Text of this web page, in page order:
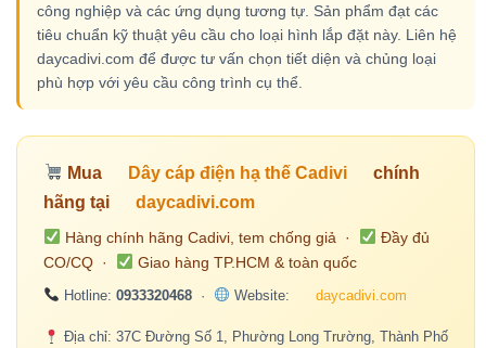
công nghiệp và các ứng dụng tương tự. Sản phẩm đạt các
tiêu chuẩn kỹ thuật yêu cầu cho loại hình lắp đặt này. Liên hệ
daycadivi.com để được tư vấn chọn tiết diện và chủng loại
phù hợp với yêu cầu công trình cụ thể.
Mua Dây cáp điện hạ thế Cadivi
chính
hãng tại
daycadivi.com
Hàng chính hãng Cadivi, tem chống giả ·
Đầy đủ
CO/CQ ·
Giao hàng TP.HCM & toàn quốc
Hotline: 0933320468· Website: daycadivi.com
Địa chỉ: 37C Đường Số 1, Phường Long Trường, Thành Phố